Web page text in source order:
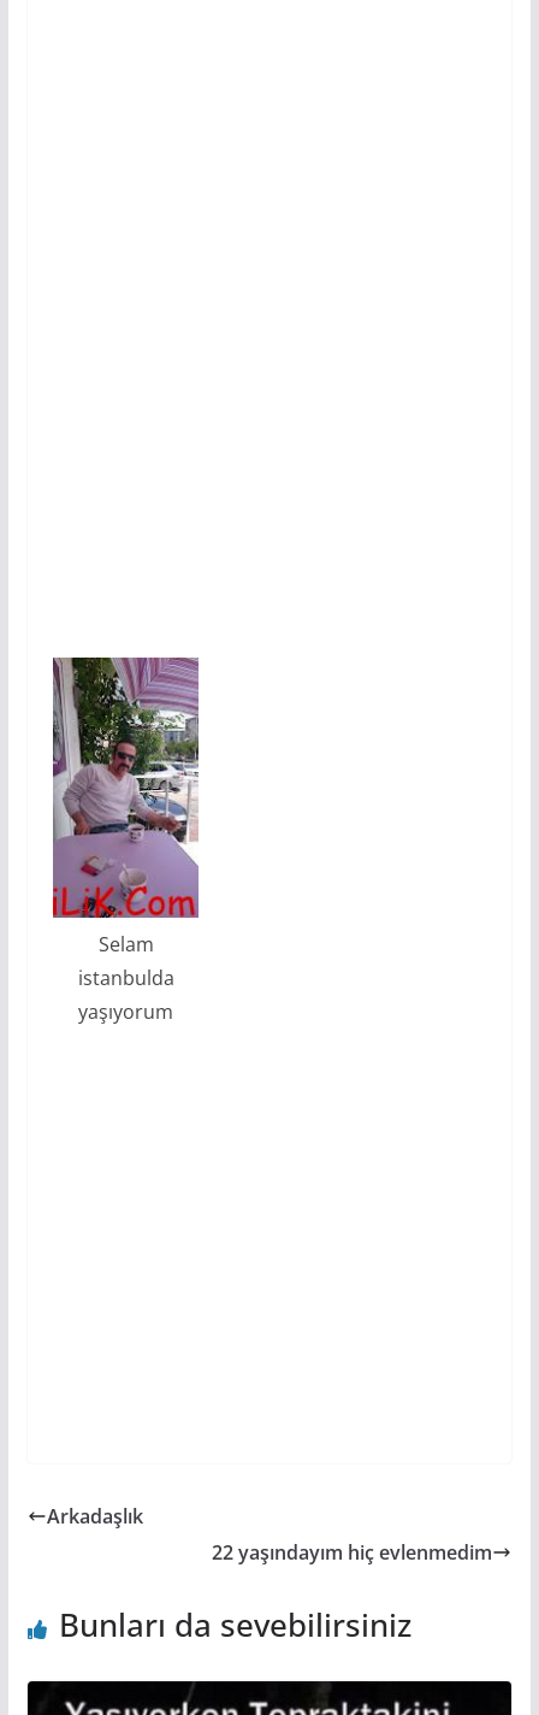
Selam
istanbulda
yaşıyorum
Arkadaşlık
22 yaşındayım hiç evlenmedim
Bunları da sevebilirsiniz